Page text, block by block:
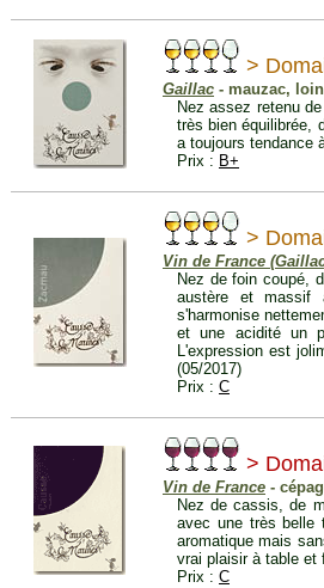
>
Gaillac - mauzac,
Nez assez retenu
très bien équilibrée,
a toujours tendance
Prix : B+
>
Vin de France
Nez de foin coupé,
austère et massif
s'harmonise
et une acidité un
L'expression est
(05/2017)
Prix : C
>
Vin de France -
Nez de cassis, de
avec une très belle
aromatique mais
vrai plaisir à table et
Prix : C